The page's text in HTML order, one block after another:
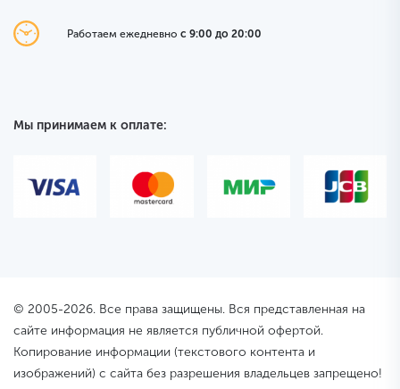
Работаем ежедневно с 9:00 до 20:00
Мы принимаем к оплате:
© 2005-2026. Все права защищены. Вся представленная на
сайте информация не является публичной офертой.
Копирование информации (текстового контента и
изображений) с сайта без разрешения владельцев запрещено!